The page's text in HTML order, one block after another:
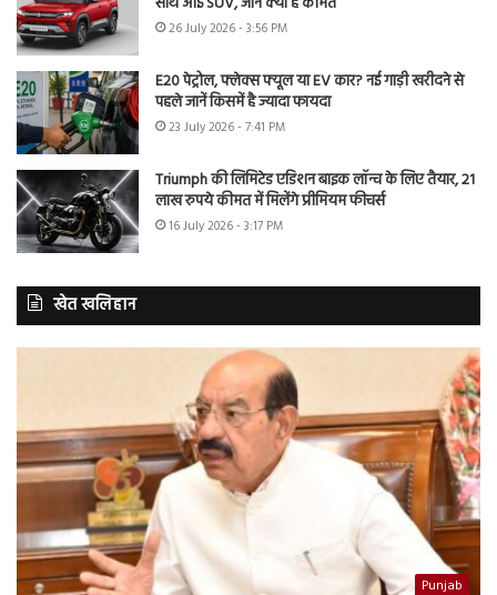
26 July 2026 - 3:56 PM
E20 पेट्रोल, फ्लेक्स फ्यूल या EV कार? नई गाड़ी खरीदने से
पहले जानें किसमें है ज्यादा फायदा
23 July 2026 - 7:41 PM
Triumph की लिमिटेड एडिशन बाइक लॉन्च के लिए तैयार, 21
लाख रुपये कीमत में मिलेंगे प्रीमियम फीचर्स
16 July 2026 - 3:17 PM
खेत खलिहान
Punjab